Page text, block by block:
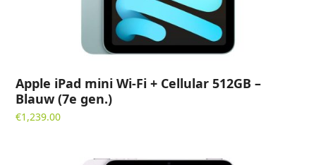
Apple iPad mini Wi-Fi + Cellular 512GB –
Blauw (7e gen.)
€1,239.00